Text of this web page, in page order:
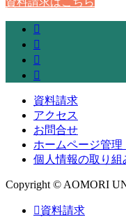
資料請求
アクセス
お問合せ
ホームページ管理
個人情報の取り組
Copyright © AOMORI
資料請求